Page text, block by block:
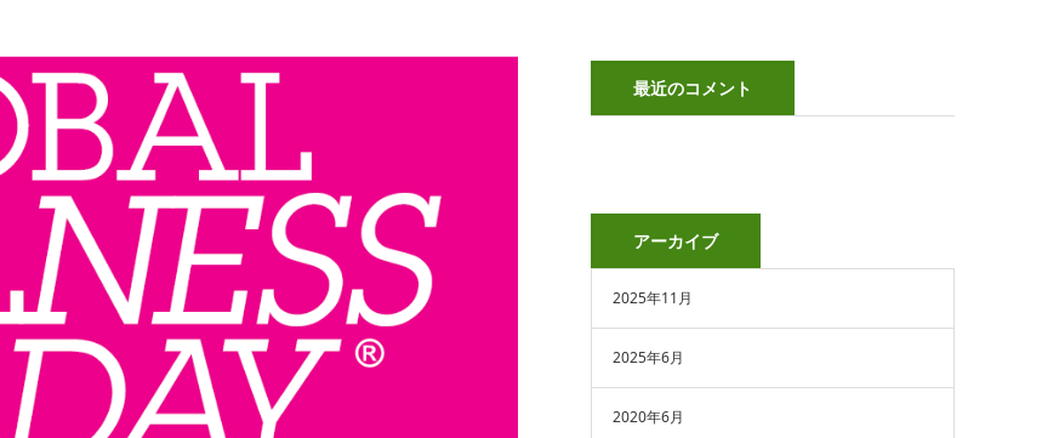
最近のコメント
アーカイブ
2025年11月
2025年6月
2020年6月